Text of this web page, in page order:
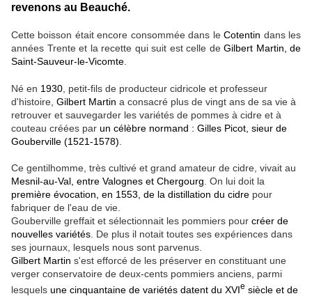
revenons au Beauché.
Cette boisson était encore consommée dans leCotentin dans les
années Trente et la recette qui suit est celle de Gilbert Martin, de
Saint-Sauveur-le-Vicomte
Né en 1930 , petit-fils de producteur cidricole et professeur
d'histoire, Gilbert Martin a consacré plus de vingt ans de sa vie à
retrouver et sauvegarder les variétés de pommes à cidre et à
couteau créées par un célèbre normand : Gilles Picot, sieur de
Gouberville (1521-1578)
Ce gentilhomme, très cultivé et grand amateur de cidre, vivait au
Mesnil-au-Val, entre Valognes et Chergourg . On lui doit la
première évocation, en 1553, de la distillation du cidre pour
fabriquer de l'eau de vie.
Gouberville greffait et sélectionnait les pommiers pour créer de
nouvelles variétés . De plus il notait toutes ses expériences dans
ses journaux, lesquels nous sont parvenus.
Gilbert Martin s'est efforcé de les préserver en constituant une
verger conservatoire de deux-cents pommiers anciens, parmi
lesquels une cinquantaine de variétés datent du XVIe siècle et de